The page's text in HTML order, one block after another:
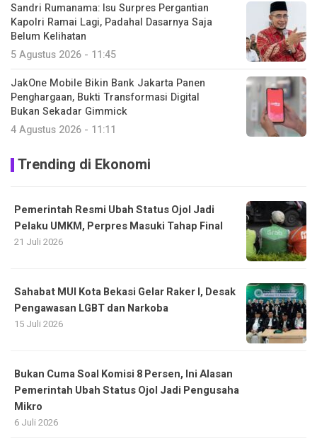
Sandri Rumanama: Isu Surpres Pergantian
Kapolri Ramai Lagi, Padahal Dasarnya Saja
Belum Kelihatan
5 Agustus 2026 - 11:45
JakOne Mobile Bikin Bank Jakarta Panen
Penghargaan, Bukti Transformasi Digital
Bukan Sekadar Gimmick
4 Agustus 2026 - 11:11
Trending di Ekonomi
Pemerintah Resmi Ubah Status Ojol Jadi
Pelaku UMKM, Perpres Masuki Tahap Final
21 Juli 2026
Sahabat MUI Kota Bekasi Gelar Raker I, Desak
Pengawasan LGBT dan Narkoba
15 Juli 2026
Bukan Cuma Soal Komisi 8 Persen, Ini Alasan
Pemerintah Ubah Status Ojol Jadi Pengusaha
Mikro
6 Juli 2026